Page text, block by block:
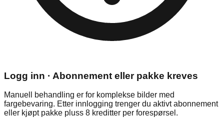
Logg inn · Abonnement eller pakke kreves
Manuell behandling er for komplekse bilder med
fargebevaring. Etter innlogging trenger du aktivt abonnement
eller kjøpt pakke pluss 8 kreditter per forespørsel.